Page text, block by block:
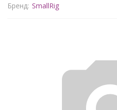
Бренд: SmallRig